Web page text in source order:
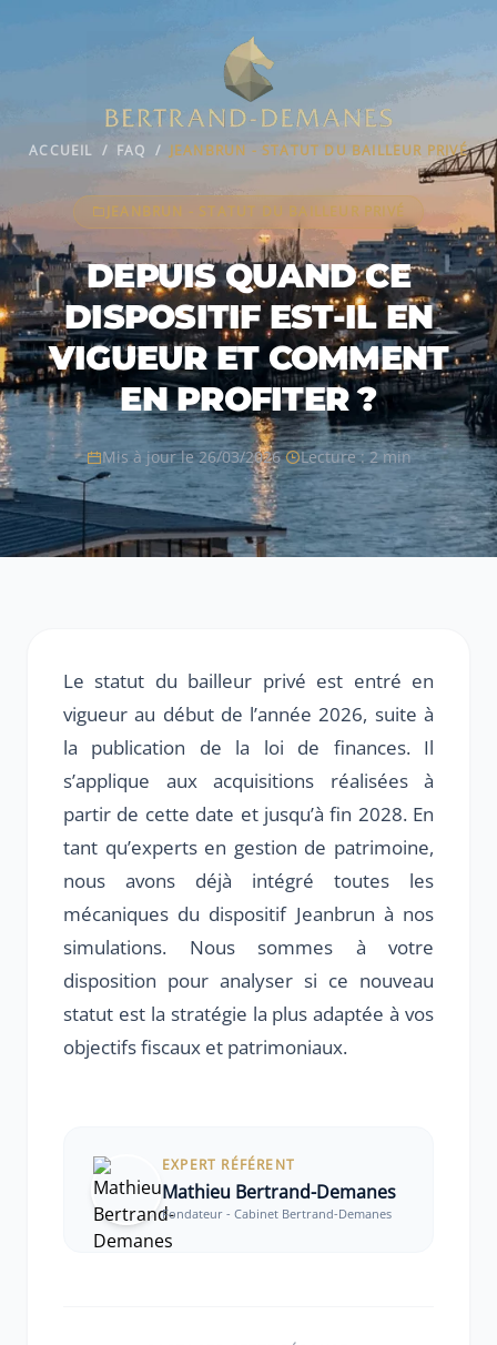
ACCUEIL / FAQ / JEANBRUN - STATUT DU BAILLEUR PRIVÉ
JEANBRUN - STATUT DU BAILLEUR PRIVÉ
DEPUIS QUAND CE
DISPOSITIF EST-IL EN
VIGUEUR ET COMMENT
EN PROFITER ?
Mis à jour le 26/03/2026 Lecture : 2 min
Le statut du bailleur privé est entré en
vigueur au début de l’année 2026, suite à
la publication de la loi de finances. Il
s’applique aux acquisitions réalisées à
partir de cette date et jusqu’à fin 2028. En
tant qu’experts en gestion de patrimoine,
nous avons déjà intégré toutes les
mécaniques du dispositif Jeanbrun à nos
simulations. Nous sommes à votre
disposition pour analyser si ce nouveau
statut est la stratégie la plus adaptée à vos
objectifs fiscaux et patrimoniaux.
EXPERT RÉFÉRENT
Mathieu Bertrand-Demanes
Fondateur - Cabinet Bertrand-Demanes